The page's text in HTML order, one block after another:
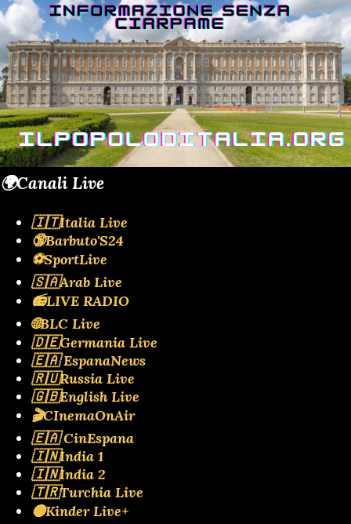
🌍Canali Live
🇮🇹Italia Live
🔞Barbuto'S24
⚽SportLive
🇸🇦Arab Live
📻LIVE RADIO
🌐BLC Live
🇩🇪Germania Live
🇪🇦 EspanaNews
🇷🇺Russia Live
🇬🇧English Live
🎬CInemaOnAir
🇪🇦 CinEspana
🇮🇳India 1
🇮🇳India 2
🇹🇷Turchia Live
🟡Kinder Live+